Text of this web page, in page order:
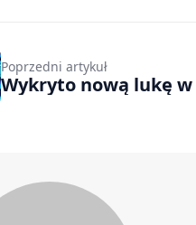
Poprzedni artykuł
Wykryto nową lukę